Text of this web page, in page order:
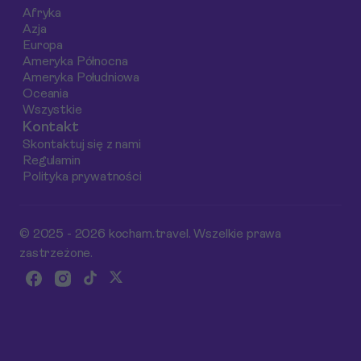
Afryka
Azja
Europa
Ameryka Północna
Ameryka Południowa
Oceania
Wszystkie
Kontakt
Skontaktuj się z nami
Regulamin
Polityka prywatności
© 2025 - 2026 kocham.travel. Wszelkie prawa
zastrzeżone.